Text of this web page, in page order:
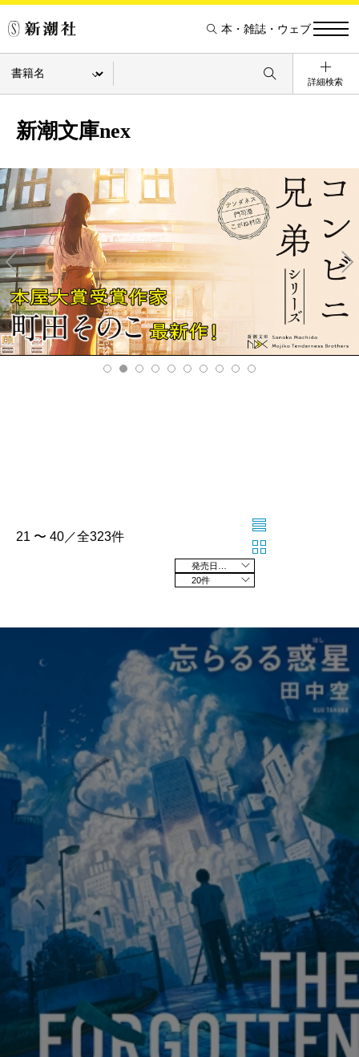
本・雑誌・ウェブ
詳細検索
新潮文庫nex
Pre
v
xt
21 〜 40／全323件
20件